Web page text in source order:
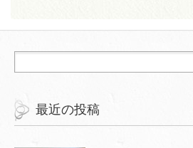
最近の投稿